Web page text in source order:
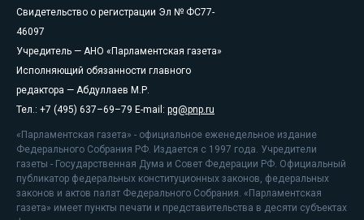
Свидетельство о регистрации Эл № ФС77-
46097
Учредитель — АНО «Парламентская газета»
Исполняющий обязанности главного
редактора — Абдуллаев М.Р.
Тел.: +7 (495) 637–69–79 E-mail: pg@pnp.ru
«Парламентская газета» - официальное еженедельное издание
Федерального Собрания РФ. Издается с 1997 года. Учредители
газеты - Государственная Дума и Совет Федерации РФ. Официальный
публикатор федеральных конституционных законов, федеральных
законов и актов палат Федерального Собрания. «Парламентская
газета» имеет пункты печати и представительства в десяти субъектах